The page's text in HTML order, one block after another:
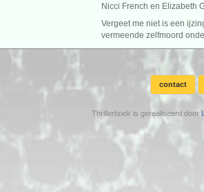
Nicci French en Elizabeth
Vergeet me niet is een
vermeende zelfmoord
contact
Thrillerboek is gerealiseerd door